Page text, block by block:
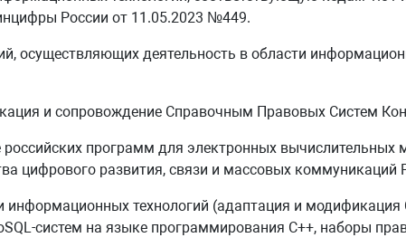
России от 11.05.2023 №449.
осуществляющих деятельность в области
и сопровождение Справочным Правовых Систем
программ для электронных вычислительных
цифрового развития, связи и массовых коммуникаций
информационных технологий (адаптация и
систем на языке программирования С++, наборы